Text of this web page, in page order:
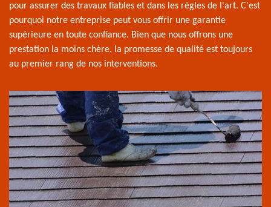
pour assurer des travaux fiables et dans les règles de l'art. C'est
pourquoi notre entreprise peut vous offrir une garantie
supérieure en toute confiance. Bien que nous offrons une
prestation la moins chère, la promesse de qualité est toujours
au premier rang de nos interventions.